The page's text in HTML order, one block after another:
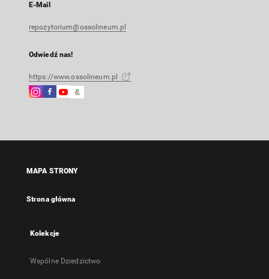
E-Mail
repozytorium@ossolineum.pl
Odwiedź nas!
https://www.ossolineum.pl
Instagram
się
karcie
Facebook
się
karcie
Instagram
się
karcie
Google
Link
się
nowej
MAPA STRONY
Strona główna
Kolekcje
Wspólne Dziedzictwo